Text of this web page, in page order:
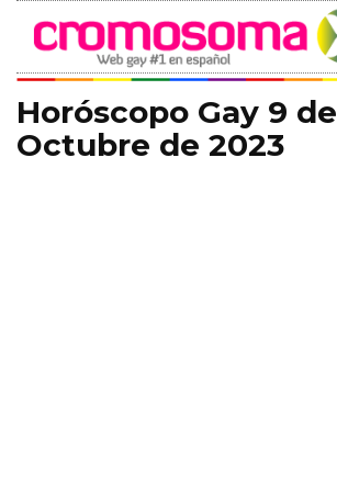
Horóscopo Gay 9 de
Octubre de 2023